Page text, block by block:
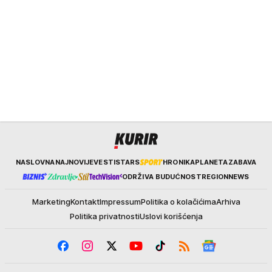
KurirNASLOVNANAJNOVIJEVESTISTARS HRONIKAPLANETAZABAVA
ODRŽIVA BUDUĆNOSTREGIONNEWS
MarketingKontaktImpressumPolitika o kolačićimaArhiva
Politika privatnostiUslovi korišćenja